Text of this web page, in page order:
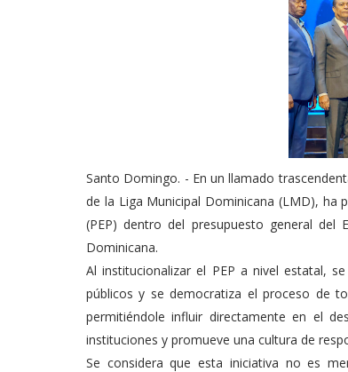
Santo Domingo. - En un llamado
de la Liga Municipal Dominicana (LMD), ha
(PEP) dentro del presupuesto general del
Dominicana.
Al institucionalizar el PEP a nivel estatal,
públicos y se democratiza el proceso de
permitiéndole influir directamente en el
instituciones y promueve una cultura de
Se considera que esta iniciativa no es